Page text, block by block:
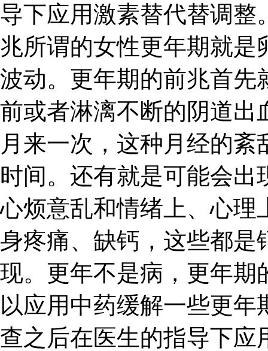
导下应用激素替代替调整
兆所谓的女性更年期就是
波动。更年期的前兆首先
前或者淋漓不断的阴道出
月来一次，这种月经的
时间。还有就是可能会
心烦意乱和情绪上、心理
身疼痛、缺钙，这些都是
现。更年不是病，更年期
以应用中药缓解一些更
查之后在医生的指导下